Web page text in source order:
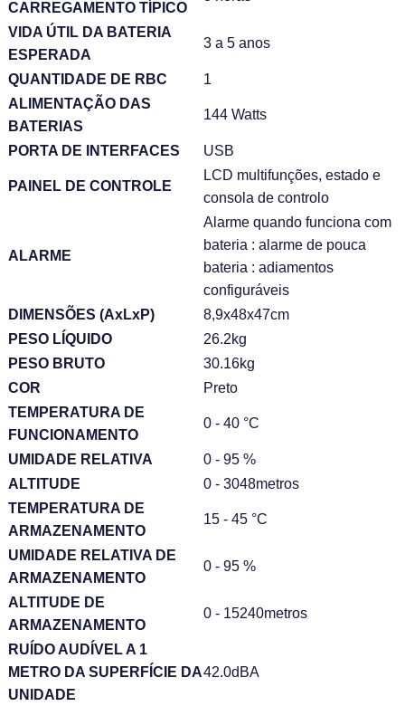
CARREGAMENTO TÍPICO
VIDA ÚTIL DA BATERIA
ESPERADA
3 a 5 anos
QUANTIDADE DE RBC
1
ALIMENTAÇÃO DAS
BATERIAS
144 Watts
PORTA DE INTERFACES USB
PAINEL DE CONTROLE
LCD multifunções, estado e
consola de controlo
ALARME
Alarme quando funciona com
bateria : alarme de pouca
bateria : adiamentos
configuráveis
DIMENSÕES (AxLxP)
8,9x48x47cm
PESO LÍQUIDO
26.2kg
PESO BRUTO
30.16kg
COR
Preto
TEMPERATURA DE
FUNCIONAMENTO
0 - 40 °C
UMIDADE RELATIVA
0 - 95 %
ALTITUDE
0 - 3048metros
TEMPERATURA DE
ARMAZENAMENTO
15 - 45 °C
UMIDADE RELATIVA DE
ARMAZENAMENTO
0 - 95 %
ALTITUDE DE
ARMAZENAMENTO
0 - 15240metros
RUÍDO AUDÍVEL A 1
METRO DA SUPERFÍCIE DA
UNIDADE
42.0dBA